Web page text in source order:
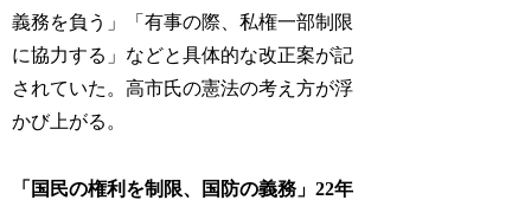
義務を負う」「有事の際、私権一部制限
に協力する」などと具体的な改正案が記
されていた。高市氏の憲法の考え方が浮
かび上がる。
「国民の権利を制限、国防の義務」22年